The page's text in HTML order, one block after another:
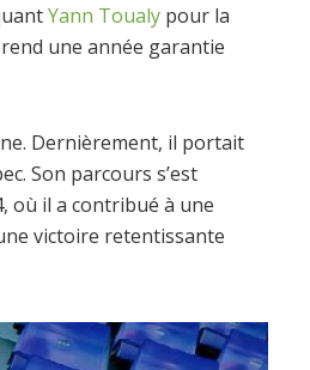
Yann Toualy pour la
une année garantie
Dernièrement, il portait
Son parcours s’est
où il a contribué à une
victoire retentissante